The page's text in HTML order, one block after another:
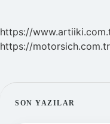
https://
https://motorsich.com.tr
SIDEBAR
SON YAZILAR